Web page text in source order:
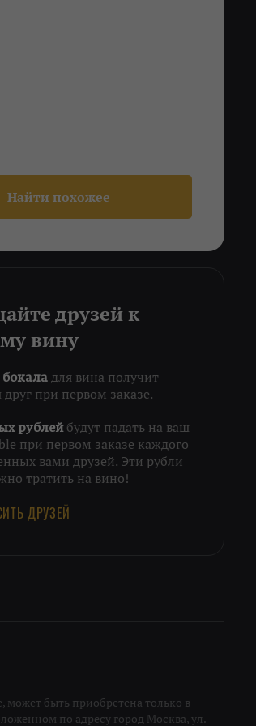
Найти похожее
друзей к
вину
для вина получит
при первом заказе.
рублейбудут падать на ваш
при первом заказе каждого
вами друзей. Эти рубли
тратить на вино!
ДРУЗЕЙ
быть приобретена только в
по адресу город Москва, ул.